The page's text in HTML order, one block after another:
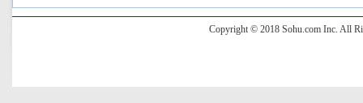
Copyright © 2018 Sohu.com Inc. All